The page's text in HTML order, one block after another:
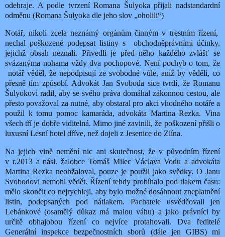
odehraje. A podle tvrzení Romana Šulyoka přijali nadstandardní
odměnu (Romana Šulyoka dle jeho slov „oholili“)
Notář, nikoli zcela neznámý orgánům činným v trestním řízení,
nechal poškozené podepsat listiny s
obchodněprávními účinky,
jejichž obsah neznali. Přivedli je před něho každého zvlášť se
svázanýma nohama vždy dva pochopové. Není pochyb o tom, že
notář věděl, že nepodpisují ze svobodné vůle, aniž by věděli, co
přesně tím způsobí. Advokát Jan Svoboda sice tvrdí, že Romanu
Šulyokovi radil, aby se svého práva domáhal zákonnou cestou, ale
přesto považoval za nutné, aby obstaral pro akci vhodného notáře a
použil k tomu pomoc kamaráda, advokáta Martina Rezka. Vina
všech tří je dobře viditelná. Mimo jiné zavinili, že poškození přišli o
luxusní Lesní hotel dříve, než dojeli z Jesenice do Zlína.
Na jejich vině nemění nic ani skutečnost, že v původním řízení
v r.2013 a násl. žalobce Tomáš Milec Václava Vodu a advokáta
Martina Rezka neobžaloval, pouze je použil jako svědky. O Janu
Svobodovi nemohl vědět. Řízení tehdy probíhalo pod tlakem času:
mělo skončit co nejrychleji, aby bylo možné dosáhnout zneplatnění
listin, podepsaných pod nátlakem. Pachatele usvědčovali jen
Lebánkové (osamělý důkaz má malou váhu) a jako právníci by
určitě obhajobou řízení co nejvíce protahovali. Dva ředitelé
Generální inspekce bezpečnostních sborů (dále jen GIBS) mi